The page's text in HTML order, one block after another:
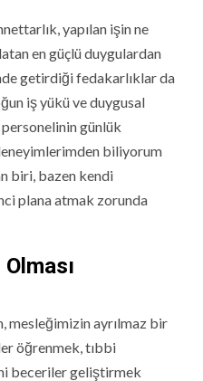
yapılan işin ne
en güçlü duygulardan
getirdiği fedakarlıklar da
iş yükü ve duygusal
günlük
biliyorum
biri, bazen kendi
plana atmak zorunda
mesleğimizin ayrılmaz bir
öğrenmek, tıbbi
beceriler geliştirmek